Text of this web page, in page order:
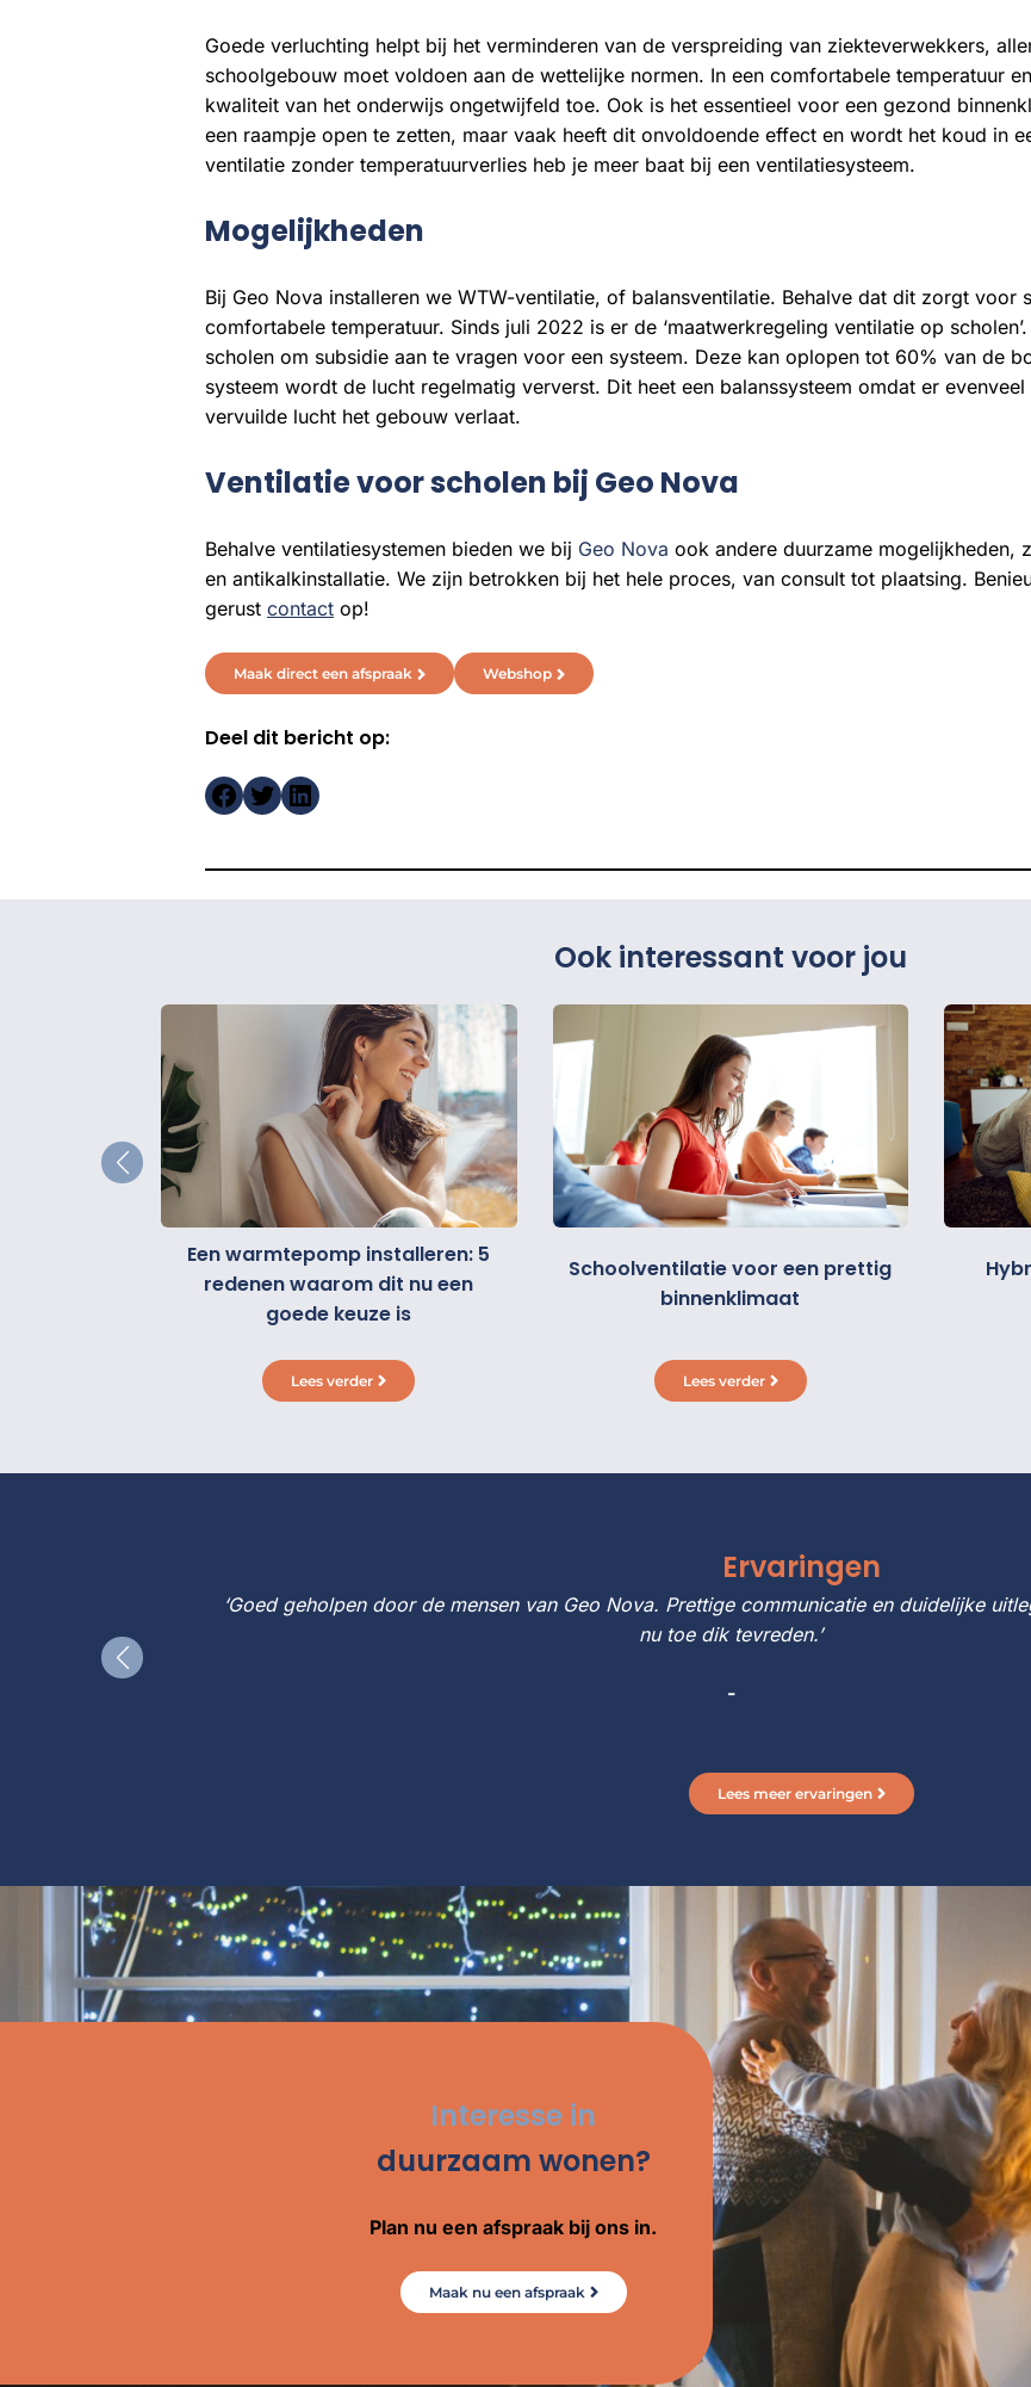
Goede verluchting helpt bij het verminderen van de verspreiding van ziekteverwekkers,
schoolgebouw moet voldoen aan de wettelijke normen. In een comfortabele temperatuur
kwaliteit van het onderwijs ongetwijfeld toe. Ook is het essentieel voor een gezond
een raampje open te zetten, maar vaak heeft dit onvoldoende effect en wordt het koud in
ventilatie zonder temperatuurverlies heb je meer baat bij een ventilatiesysteem.
Mogelijkheden
Bij Geo Nova installeren we WTW-ventilatie, of balansventilatie. Behalve dat dit zorgt voor
comfortabele temperatuur. Sinds juli 2022 is er de ‘maatwerkregeling ventilatie op
scholen om subsidie aan te vragen voor een systeem. Deze kan oplopen tot 60% van de
systeem wordt de lucht regelmatig ververst. Dit heet een balanssysteem omdat er
vervuilde lucht het gebouw verlaat.
Ventilatie voor scholen bij Geo Nova
Behalve ventilatiesystemen bieden we bij Geo Nova ook andere duurzame mogelijkheden,
en antikalkinstallatie. We zijn betrokken bij het hele proces, van consult tot plaatsing.
gerust contact op!
Maak direct een afspraak Webshop
Deel dit bericht op:
https://www.facebook.com
TwitterLinkedIn
Ook interessant voor jou
Een warmtepomp installeren: 5
redenen waarom dit nu een
goede keuze is
Lees verder
Schoolventilatie voor een prettig
binnenklimaat
Lees verder
Ervaringen
‘Goed geholpen door de mensen van Geo Nova. Prettige communicatie en duidelijke
nu toe dik tevreden.’
-
Lees meer ervaringen
Interesse in
duurzaam wonen?
Plan nu een afspraak bij ons in.
Maak nu een afspraak